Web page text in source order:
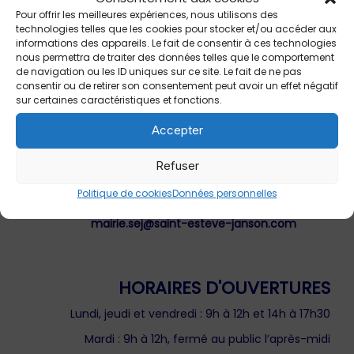
Pour offrir les meilleures expériences, nous utilisons des
technologies telles que les cookies pour stocker et/ou accéder aux
informations des appareils. Le fait de consentir à ces technologies
nous permettra de traiter des données telles que le comportement
de navigation ou les ID uniques sur ce site. Le fait de ne pas
consentir ou de retirer son consentement peut avoir un effet négatif
sur certaines caractéristiques et fonctions.
Accepter
Refuser
Politique de cookiesDonnées personnelles
MAIRIE DE SAINT-ESTÈVE-JANSON
86 boulevard des Écoles
mairie.sej@saint-esteve-janson.com
HORAIRES D'OUVERTURES
Lundi, jeudi et vendredi : 9h à 12h et 14h à 17h30
Mardi : 9h à 12h, fermé au public l’après-midi